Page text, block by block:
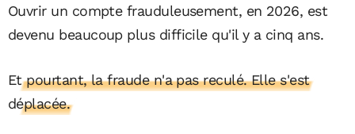
Ouvrir un compte frauduleusement, en 2026, est
devenu beaucoup plus difficile qu'il y a cinq ans.
Et pourtant, la fraude n'a pas reculé. Elle s'est
déplacée.